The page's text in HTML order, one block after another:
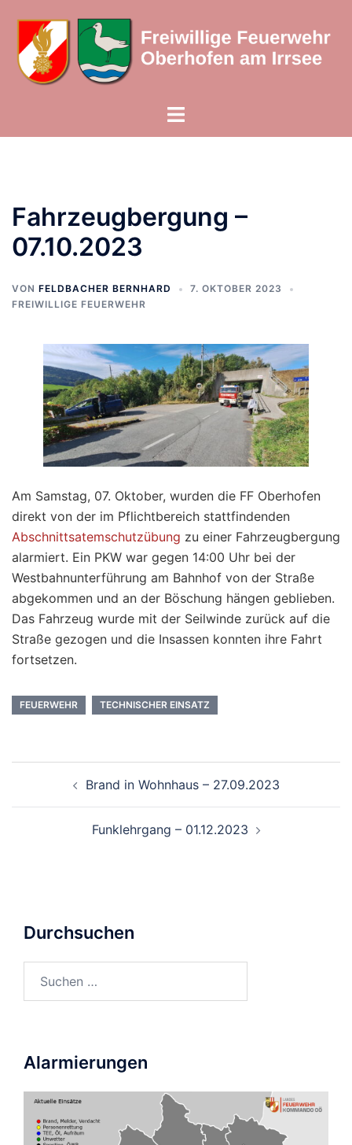
springen
Menü
Fahrzeugbergung –
07.10.2023
VON FELDBACHER BERNHARD
7. OKTOBER 2023
FREIWILLIGE FEUERWEHR
Am Samstag, 07. Oktober, wurden die FF Oberhofen
direkt von der im Pflichtbereich stattfindenden
Abschnittsatemschutzübung zu einer Fahrzeugbergung
alarmiert. Ein PKW war gegen 14:00 Uhr bei der
Westbahnunterführung am Bahnhof von der Straße
abgekommen und an der Böschung hängen geblieben.
Das Fahrzeug wurde mit der Seilwinde zurück auf die
Straße gezogen und die Insassen konnten ihre Fahrt
fortsetzen.
FEUERWEHR TECHNISCHER EINSATZ
Brand in Wohnhaus – 27.09.2023
Funklehrgang – 01.12.2023
Durchsuchen
nach:
Alarmierungen